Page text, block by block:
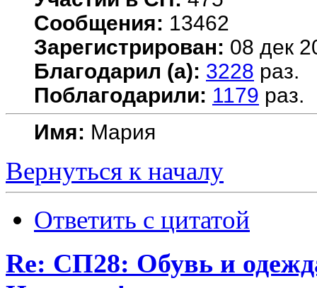
Сообщения: 13462
Зарегистрирован: 08 дек
Благодарил (а): 3228 раз.
Поблагодарили: 1179 раз.
Имя: Мария
Вернуться к началу
Ответить с цитатой
Re: СП28: Обувь и